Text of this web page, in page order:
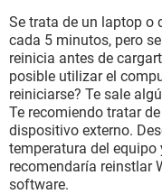
Se trata de un laptop o
cada 5 minutos, pero
reinicia antes de
posible utilizar el
reiniciarse? Te sale
Te recomiendo tratar
dispositivo externo.
temperatura del
recomendaría reinstlar
software.